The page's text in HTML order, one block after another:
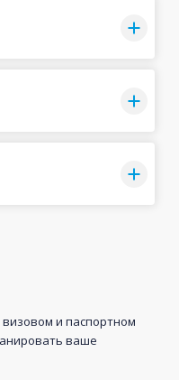
и паспортном
ваше